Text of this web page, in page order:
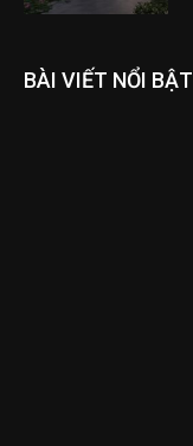
BÀI VIẾT NỔI BẬT